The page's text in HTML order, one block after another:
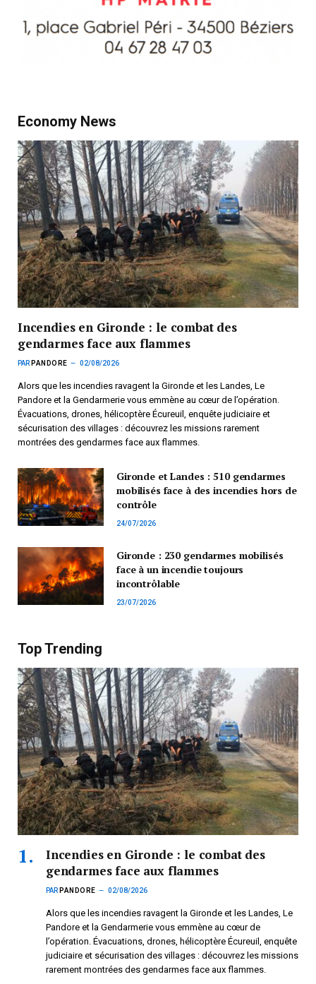
Economy News
Incendies en Gironde : le combat des
gendarmes face aux flammes
PAR PANDORE 02/08/2026
Alors que les incendies ravagent la Gironde et les Landes, Le
Pandore et la Gendarmerie vous emmène au cœur de l’opération.
Évacuations, drones, hélicoptère Écureuil, enquête judiciaire et
sécurisation des villages : découvrez les missions rarement
montrées des gendarmes face aux flammes.
Gironde et Landes : 510 gendarmes
mobilisés face à des incendies hors de
contrôle
24/07/2026
Gironde : 230 gendarmes mobilisés
face à un incendie toujours
incontrôlable
23/07/2026
Top Trending
Incendies en Gironde : le combat des
gendarmes face aux flammes
PAR PANDORE 02/08/2026
Alors que les incendies ravagent la Gironde et les Landes, Le
Pandore et la Gendarmerie vous emmène au cœur de
l’opération. Évacuations, drones, hélicoptère Écureuil, enquête
judiciaire et sécurisation des villages : découvrez les missions
rarement montrées des gendarmes face aux flammes.